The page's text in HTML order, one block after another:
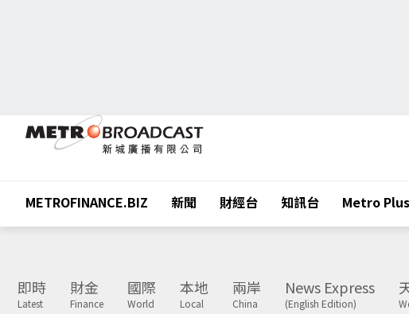
METROFINANCE.BIZ 新聞 財經台 知訊台 Metro Plus
即時
Latest
財金
Finance
國際
World
本地
Local
兩岸
China
News Express
(English Edition)